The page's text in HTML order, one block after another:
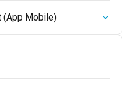
(App Mobile)